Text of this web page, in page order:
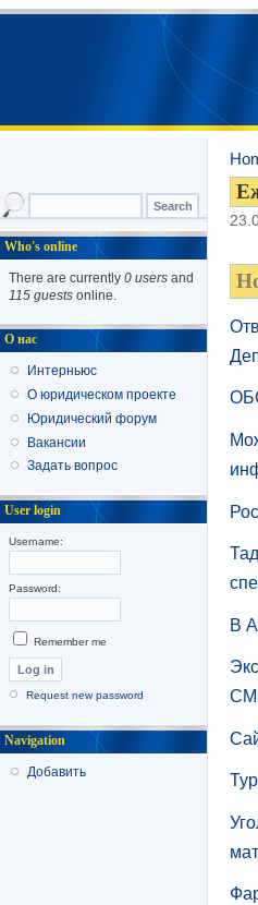
В
Who's online
There are currently 0 users and
115 guests online.
О нас
Интерньюс
О юридическом проекте
Юридический форум
Вакансии
Задать вопрос
User login
Username:
Password:
Remember me
Request new password
Navigation
Добавить